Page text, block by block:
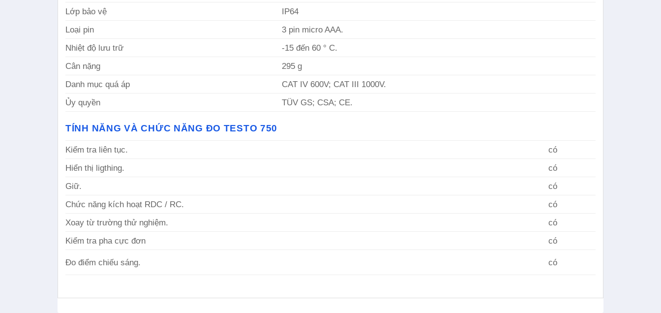
Lớp bảo vệ
IP64
Loại pin
3 pin micro AAA.
Nhiệt độ lưu trữ
-15 đến 60 ° C.
Cân nặng
295 g
Danh mục quá áp
CAT IV 600V; CAT III 1000V.
Ủy quyền
TÜV GS; CSA; CE.
TÍNH NĂNG VÀ CHỨC NĂNG ĐO TESTO 750
Kiểm tra liên tục.
có
Hiển thị ligthing.
có
Giữ.
có
Chức năng kích hoạt RDC / RC.
có
Xoay từ trường thử nghiệm.
có
Kiểm tra pha cực đơn
có
Đo điểm chiếu sáng. có